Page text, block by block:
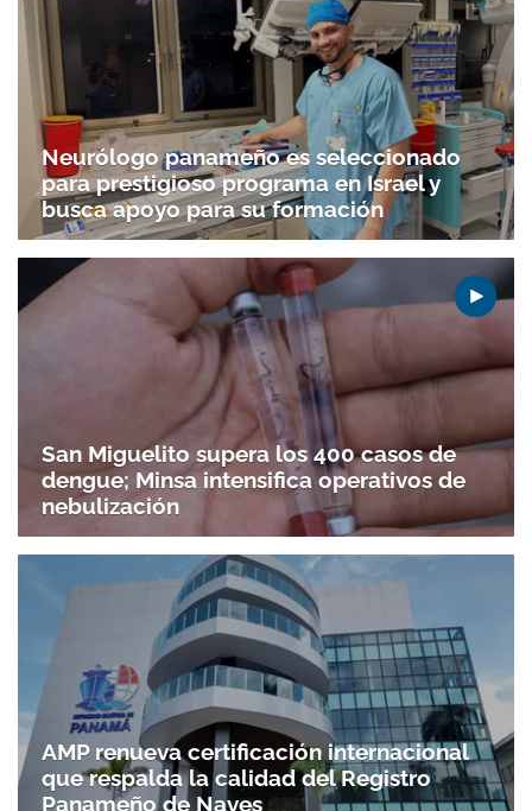
Neurólogo panameño es seleccionado
para prestigioso programa en Israel y
busca apoyo para su formación
San Miguelito supera los 400 casos de
dengue; Minsa intensifica operativos de
nebulización
AMP renueva certificación internacional
que respalda la calidad del Registro
Panameño de Naves